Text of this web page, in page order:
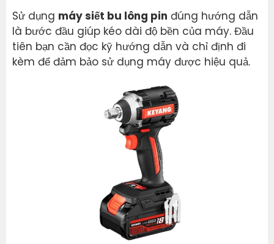
Sử dụng máy siết bu lông pin đúng hướng dẫn
là bước đầu giúp kéo dài độ bền của máy. Đầu
tiên bạn cần đọc kỹ hướng dẫn và chỉ định đi
kèm để đảm bảo sử dụng máy được hiệu quả.